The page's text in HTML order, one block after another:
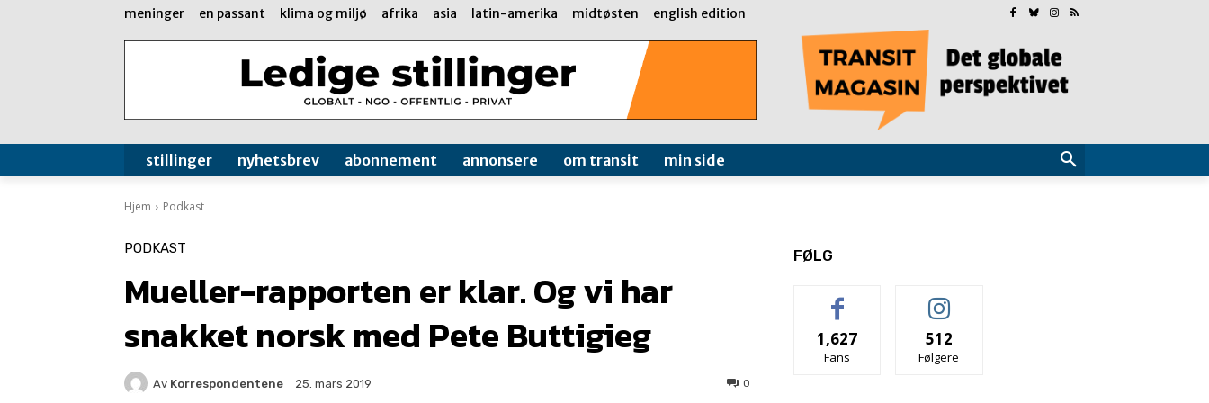
meninger en passant klima og miljø afrika asia latin-amerika midtøsten english edition
stillinger nyhetsbrev abonnement annonsere om transit min side
Hjem Podkast
PODKAST
Mueller-rapporten er klar. Og vi har
snakket norsk med Pete Buttigieg
Av Korrespondentene 25. mars 2019 0
FØLG
1,627
Fans
512
Følgere